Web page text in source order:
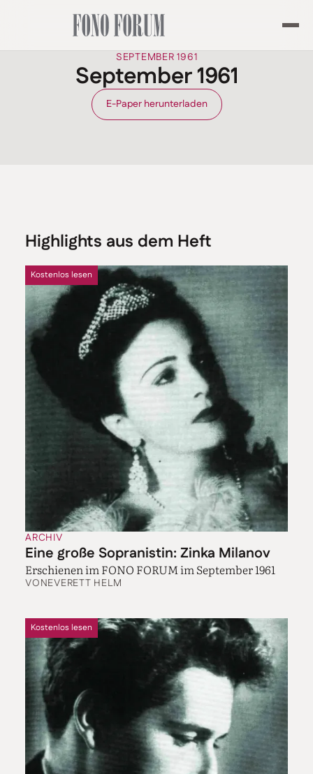
SEPTEMBER 1961
September 1961
E-Paper herunterladen
Highlights aus dem Heft
ARCHIV
Eine große Sopranistin: Zinka Milanov
Erschienen im FONO FORUM im September 1961
VONEVERETT HELM
Kostenlos lesen
Kostenlos lesen